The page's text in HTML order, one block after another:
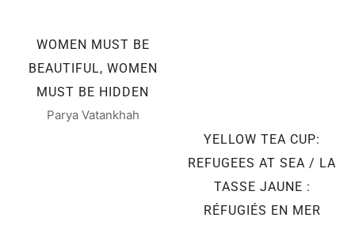
WOMEN MUST BE
BEAUTIFUL, WOMEN
MUST BE HIDDEN
Parya Vatankhah
YELLOW TEA CUP:
REFUGEES AT SEA / LA
TASSE JAUNE :
RÉFUGIÉS EN MER